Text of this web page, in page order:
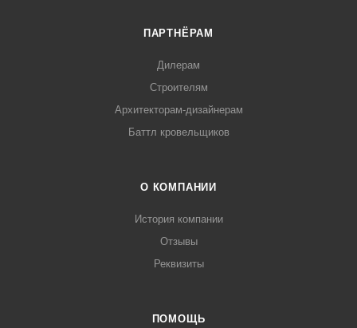
ПАРТНЁРАМ
Дилерам
Строителям
Архитекторам-дизайнерам
Баттл кровельщиков
О КОМПАНИИ
История компании
Отзывы
Реквизиты
ПОМОЩЬ